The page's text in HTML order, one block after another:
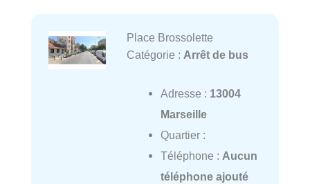
Place Brossolette
Catégorie : Arrêt de bus
Adresse : 13004
Marseille
Quartier :
Téléphone : Aucun
téléphone ajouté